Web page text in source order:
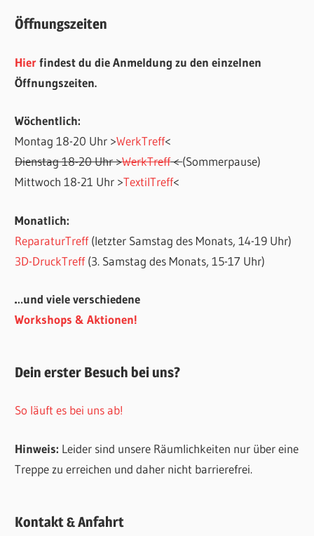
Öffnungszeiten
Hierfindest du die Anmeldung zu den einzelnen
Öffnungszeiten.
Wöchentlich:
Montag 18-20 Uhr >WerkTreff<
Dienstag 18-20 Uhr >WerkTreff<(Sommerpause)
Mittwoch 18-21 Uhr >TextilTreff<
Monatlich:
ReparaturTreff(letzter Samstag des Monats, 14-19 Uhr)
3D-DruckTreff(3. Samstag des Monats, 15-17 Uhr)
…und viele verschiedene
Workshops & Aktionen!
Dein erster Besuch bei uns?
So läuft es bei uns ab!
Hinweis: Leider sind unsere Räumlichkeiten nur über eine
Treppe zu erreichen und daher nicht barrierefrei.
Kontakt & Anfahrt